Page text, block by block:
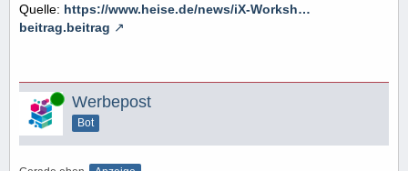
Quelle: https://www.heise.de/news/iX-Worksh…
beitrag.beitrag
Online Werbepost
Bot